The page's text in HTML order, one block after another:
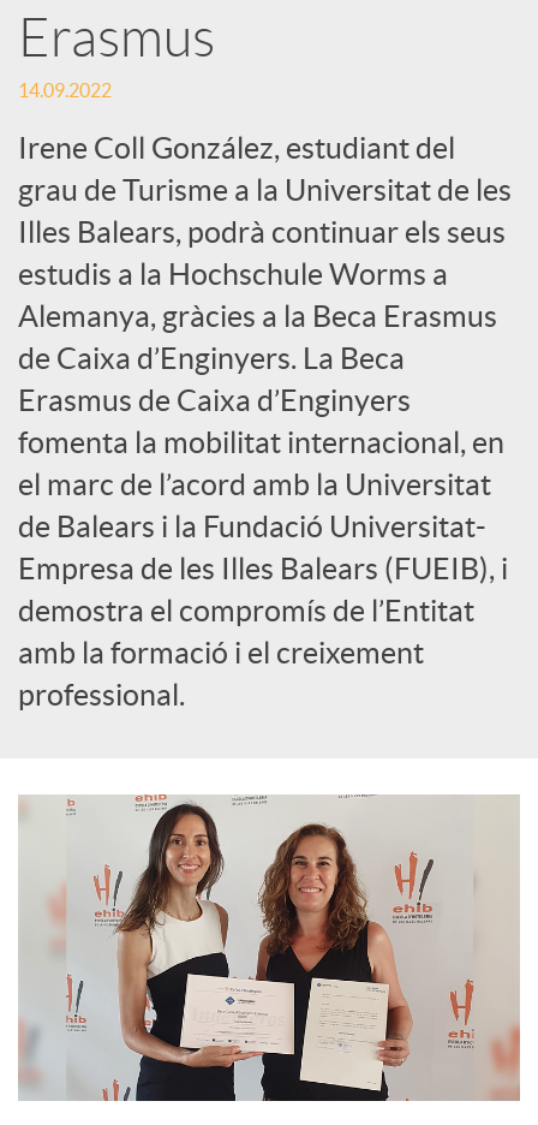
S
o
c
i
a
l
s
Erasmus
14.09.2022
Irene Coll González, estudiant del
grau de Turisme a la Universitat de les
Illes Balears, podrà continuar els seus
estudis a la Hochschule Worms a
Alemanya, gràcies a la Beca Erasmus
de Caixa d’Enginyers. La Beca
Erasmus de Caixa d’Enginyers
fomenta la mobilitat internacional, en
el marc de l’acord amb la Universitat
de Balears i la Fundació Universitat-
Empresa de les Illes Balears (FUEIB), i
demostra el compromís de l’Entitat
amb la formació i el creixement
professional.